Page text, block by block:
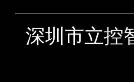
深圳市立控